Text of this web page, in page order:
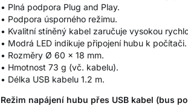
• Plná podpora Plug and Play.
• Podpora úsporného režimu.
• Kvalitní stíněný kabel zaručuje vysokou
• Modrá LED indikuje připojení hubu k počítači.
• Rozměry Ø 60 x 18 mm.
• Hmotnost 73 g (vč. kabelu).
• Délka USB kabelu 1.2 m.
Režim napájení hubu přes USB kabel (bus